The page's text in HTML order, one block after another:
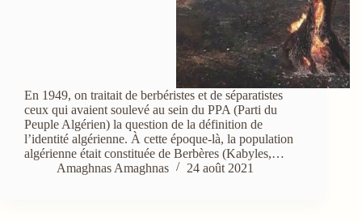
En 1949, on traitait de berbéristes et de séparatistes
ceux qui avaient soulevé au sein du PPA (Parti du
Peuple Algérien) la question de la définition de
l’identité algérienne. À cette époque-là, la population
algérienne était constituée de Berbères (Kabyles,…
Amaghnas Amaghnas
24 août 2021